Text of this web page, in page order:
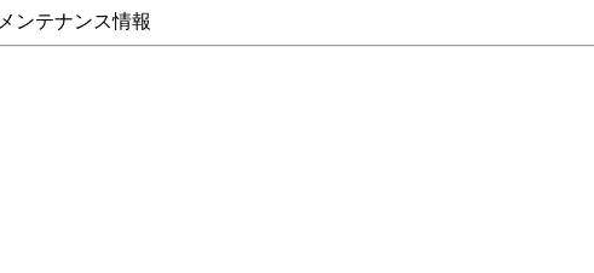
メンテナンス情報